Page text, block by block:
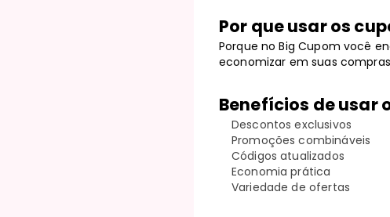
Por que usar os
Porque no Big Cupom você
economizar em suas
Benefícios de usar
Descontos exclusivos
Promoções combináveis
Códigos atualizados
Economia prática
Variedade de ofertas